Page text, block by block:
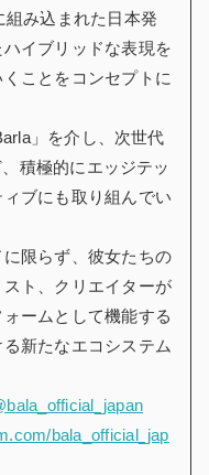
み込まれた日本発
イブリッドな表現を
ことをコンセプトに
」を介し、次世代
積極的にエッジテッ
ブにも取り組んでい
限らず、彼女たちの
ト、クリエイターが
ームとして機能する
新たなエコシステム
bala_official_jap